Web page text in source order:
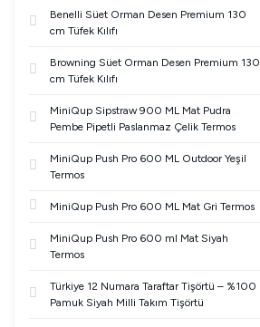
Benelli Süet Orman Desen Premium 130
cm Tüfek Kılıfı
Browning Süet Orman Desen Premium 130
cm Tüfek Kılıfı
MiniQup Sipstraw 900 ML Mat Pudra
Pembe Pipetli Paslanmaz Çelik Termos
MiniQup Push Pro 600 ML Outdoor Yeşil
Termos
MiniQup Push Pro 600 ML Mat Gri Termos
MiniQup Push Pro 600 ml Mat Siyah
Termos
Türkiye 12 Numara Taraftar Tişörtü – %100
Pamuk Siyah Milli Takım Tişörtü